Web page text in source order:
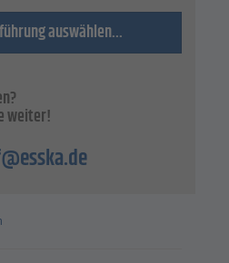
auswählen...
weiter!